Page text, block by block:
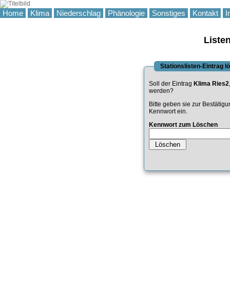
Home Klima Niederschlag Phänologie Sonstiges Kontakt
Stationslisten-Eintrag
Soll der Eintrag Klima Ries2
werden?
Bitte geben sie zur
Kennwort ein.
Kennwort zum Löschen